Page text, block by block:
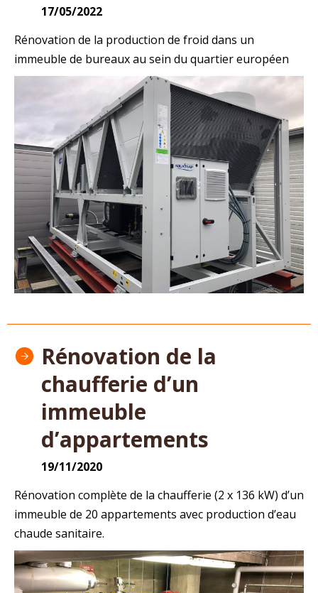
17/05/2022
Rénovation de la production de froid dans un
immeuble de bureaux au sein du quartier européen
Rénovation de la
chaufferie d’un
immeuble
d’appartements
19/11/2020
Rénovation complète de la chaufferie (2 x 136 kW) d’un
immeuble de 20 appartements avec production d’eau
chaude sanitaire.